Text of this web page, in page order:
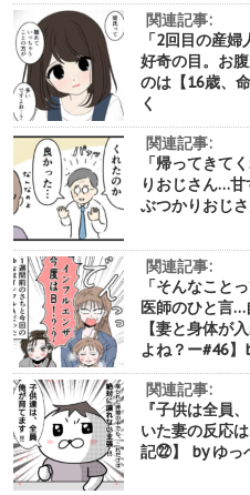
関連記事:
「2回目の産
好奇の目。お
のは【16歳、
く
関連記事:
「帰ってきて
りおじさん…
ぶつかりおじ
関連記事:
「そんなこと
医師のひと言
【妻と身体が
よね？ー#46】
関連記事:
『子供は全員
いた妻の反応
記㉒】 by ゆっ